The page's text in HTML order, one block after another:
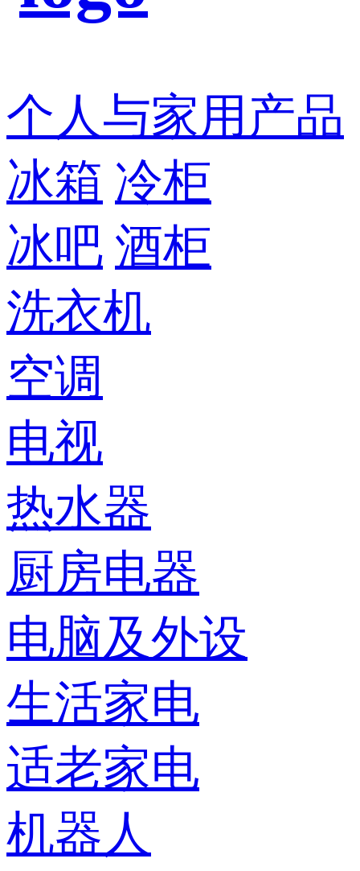
个人与家用产品
冰箱 冷柜
冰吧 酒柜
洗衣机
空调
电视
热水器
厨房电器
电脑及外设
生活家电
适老家电
机器人